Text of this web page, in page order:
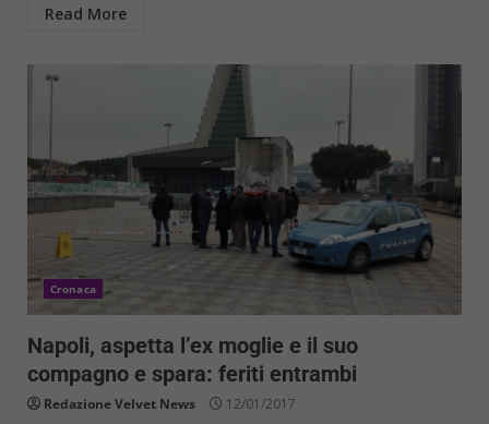
Read More
Cronaca
Napoli, aspetta l’ex moglie e il suo
compagno e spara: feriti entrambi
Redazione Velvet News 12/01/2017